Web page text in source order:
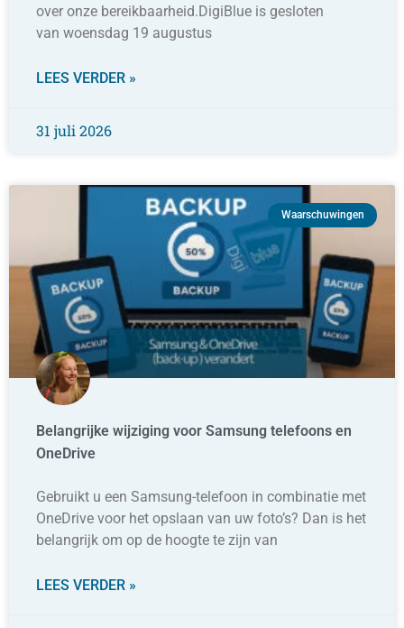
over onze bereikbaarheid.DigiBlue is gesloten
van woensdag 19 augustus
LEES VERDER »
31 juli 2026
Waarschuwingen
Belangrijke wijziging voor Samsung telefoons en
OneDrive
Gebruikt u een Samsung-telefoon in combinatie met
OneDrive voor het opslaan van uw foto’s? Dan is het
belangrijk om op de hoogte te zijn van
LEES VERDER »